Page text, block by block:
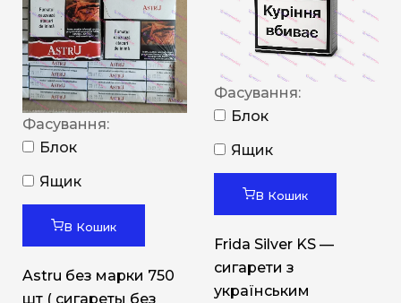
Фасування:
Блок
Ящик
В Кошик
Astru без марки 750
шт ( сигареты без
Фасування:
Блок
Ящик
В Кошик
Frida Silver KS —
сигарети з
українським